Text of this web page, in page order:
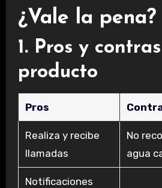
¿Vale la pena?
1. Pros y
producto
Pros
Realiza y recibe
llamadas
No
agua
Notificaciones